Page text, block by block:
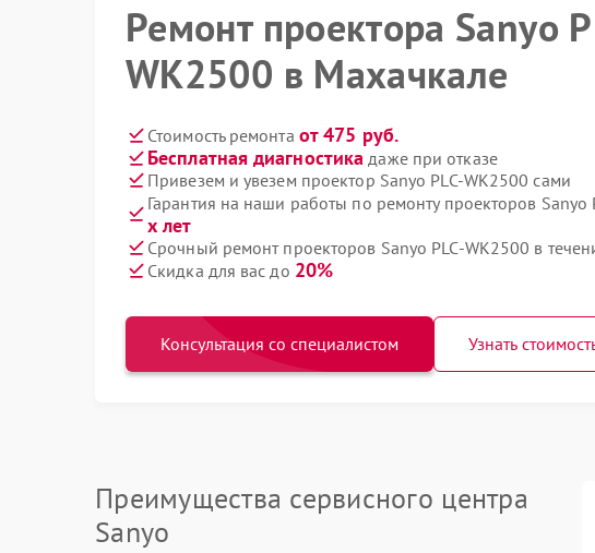
Ремонт проектора Sanyo
WK2500 в Махачкале
Стоимость ремонта от 475 руб.
Бесплатная диагностика даже при отказе
Привезем и увезем проектор Sanyo PLC-WK2500 сами
Гарантия на наши работы по ремонту проекторов Sanyo
х лет
Срочный ремонт проекторов Sanyo PLC-WK2500 в
Скидка для вас до 20%
Консультация со специалистом Узнать
Преимущества сервисного центра
Sanyo